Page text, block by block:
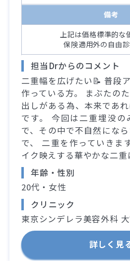
備考
上記は価格標準的な
保険適用外の自由診
担当Drからのコメント
二重幅を広げたい📝 普段
作っている方。 まぶたの
出しがある為、本来であ
です。 今回は二重埋没の
で、その中で不自然にな
で、 二重を作っていきま
イク映えする華やかな二重
年齢・性別
20代・女性
クリニック
東京シンデレラ美容外科
詳しく見